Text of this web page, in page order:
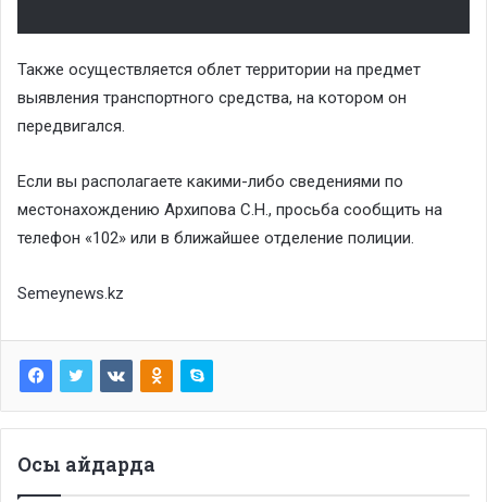
Также осуществляется облет территории на предмет
выявления транспортного средства, на котором он
передвигался.
Если вы располагаете какими-либо сведениями по
местонахождению Архипова С.Н., просьба сообщить на
телефон «102» или в ближайшее отделение полиции.
Semeynews.kz
Осы айдарда